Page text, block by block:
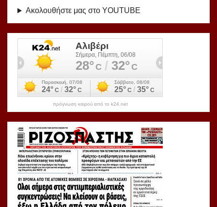
Ακολουθήστε μας στο YOUTUBE
πρόγνωση καιρού από το k24.net